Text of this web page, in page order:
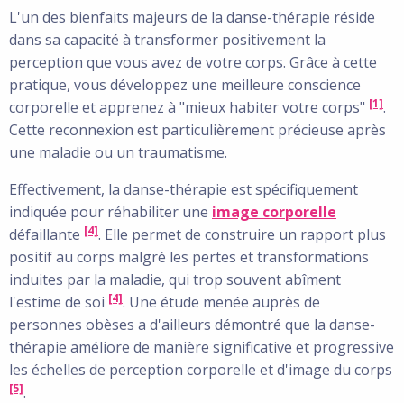
L'un des bienfaits majeurs de la danse-thérapie réside
dans sa capacité à transformer positivement la
perception que vous avez de votre corps. Grâce à cette
pratique, vous développez une meilleure conscience
corporelle et apprenez à "mieux habiter votre corps" [1].
Cette reconnexion est particulièrement précieuse après
une maladie ou un traumatisme.
Effectivement, la danse-thérapie est spécifiquement
indiquée pour réhabiliter une image corporelle
défaillante [4]. Elle permet de construire un rapport plus
positif au corps malgré les pertes et transformations
induites par la maladie, qui trop souvent abîment
l'estime de soi [4]. Une étude menée auprès de
personnes obèses a d'ailleurs démontré que la danse-
thérapie améliore de manière significative et progressive
les échelles de perception corporelle et d'image du corps
[5].